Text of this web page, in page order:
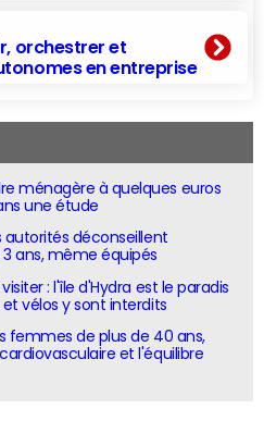
orchestrer et
en entreprise
ménagère à quelques euros
une étude
autorités déconseillent
ans, même équipés
: l'île d'Hydra est le paradis
vélos y sont interdits
femmes de plus de 40 ans,
et l'équilibre